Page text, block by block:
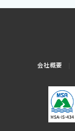
会社概要